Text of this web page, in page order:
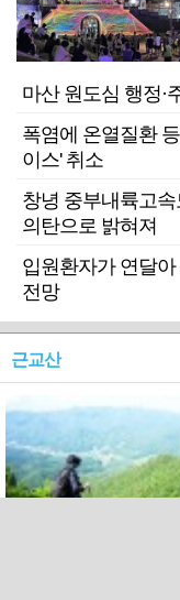
마산 원도심 행정·
폭염에 온열질환
이스' 취소
창녕 중부내륙고
의탄으로 밝혀져
입원환자가 연달
전망
근교산